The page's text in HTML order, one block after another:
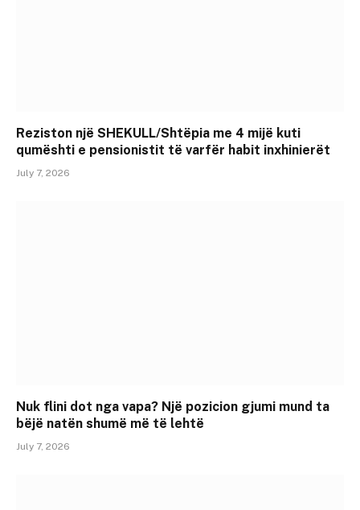
Reziston një SHEKULL/Shtëpia me 4 mijë kuti
qumështi e pensionistit të varfër habit inxhinierët
July 7, 2026
Nuk flini dot nga vapa? Një pozicion gjumi mund ta
bëjë natën shumë më të lehtë
July 7, 2026